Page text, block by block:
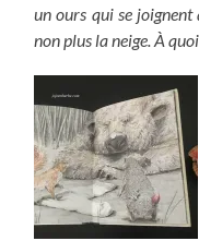
un ours qui se joignent
non plus la neige. À